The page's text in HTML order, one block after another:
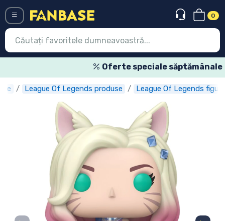
0
Oferte speciale săptămânale
League Of Legends produse League Of Legends
Conectați-vă Înregistrare
Expres
Precomenzi
Outlet produse